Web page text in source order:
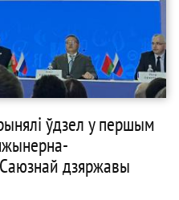
ўдзел у першым
дзяржавы